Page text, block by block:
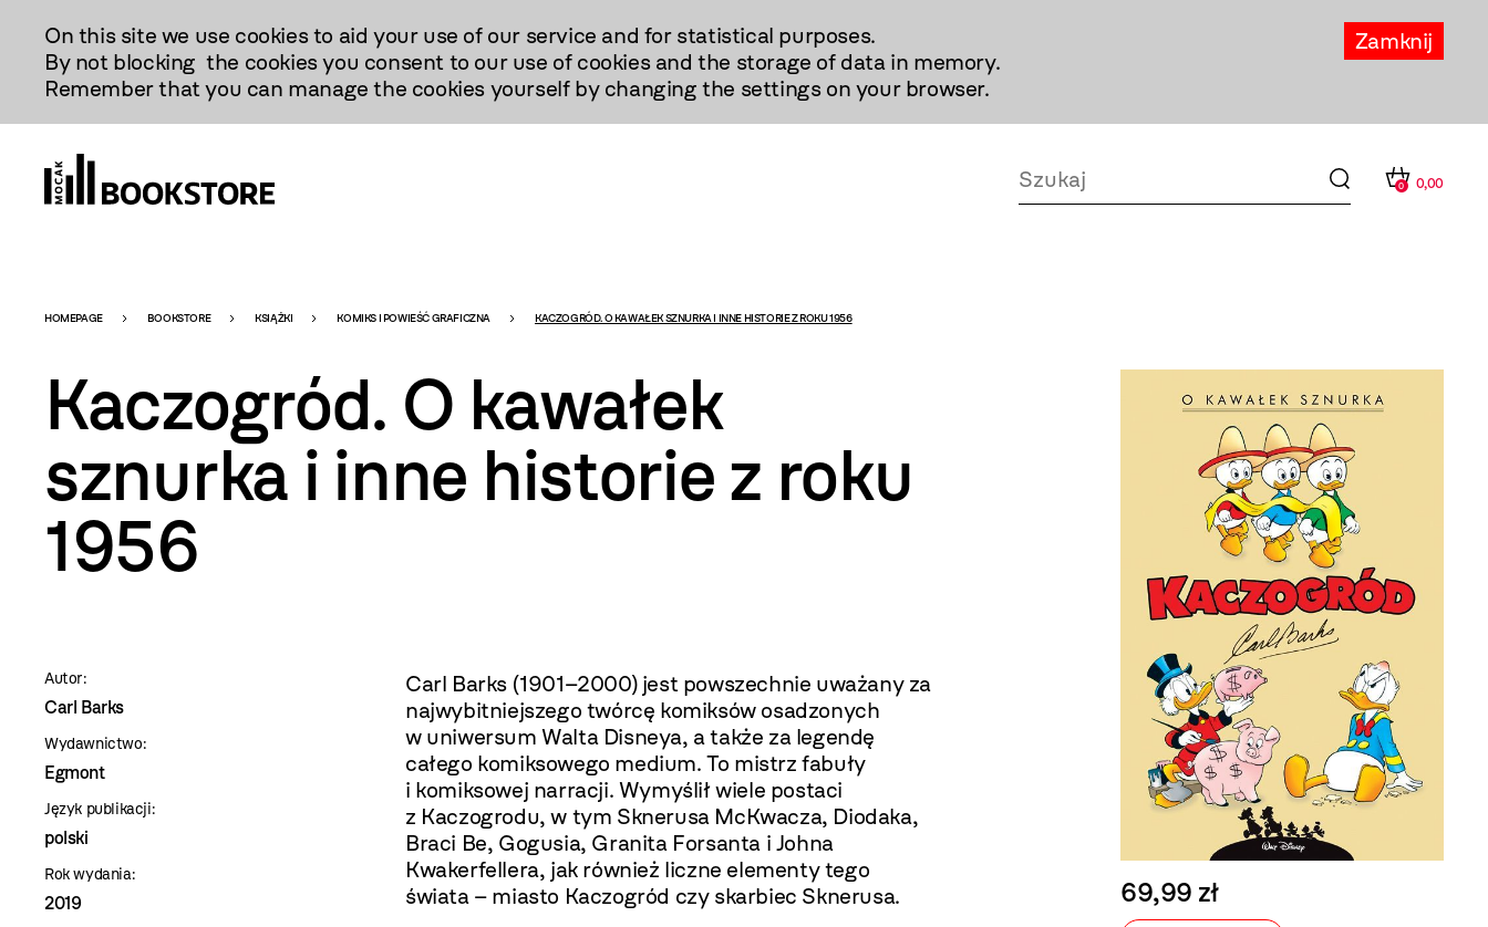
Treści
Zamknij
On this site we use cookies to aid your use of our service and for statistical purposes.
By not blocking the cookies you consent to our use of cookies and the storage of data in memory.
Remember that you can manage the cookies yourself by changing the settings on your browser.
0 0,00
Bookstore
-
szablon
szczegóły
HOMEPAGE BOOKSTORE KSIĄŻKI KOMIKS I POWIEŚĆ GRAFICZNA KACZOGRÓD. O KAWAŁEK SZNURKA I INNE HISTORIE Z ROKU 1956
Kaczogród. O kawałek
sznurka i inne historie z roku
1956
Autor:
Carl Barks
Wydawnictwo:
Egmont
Język publikacji:
polski
Rok wydania:
2019
Carl Barks (1901–2000) jest powszechnie uważany za
najwybitniejszego twórcę komiksów osadzonych
w uniwersum Walta Disneya, a także za legendę
całego komiksowego medium. To mistrz fabuły
i komiksowej narracji. Wymyślił wiele postaci
z Kaczogrodu, w tym Sknerusa McKwacza, Diodaka,
Braci Be, Gogusia, Granita Forsanta i Johna
Kwakerfellera, jak również liczne elementy tego
świata – miasto Kaczogród czy skarbiec Sknerusa.
69,99 zł